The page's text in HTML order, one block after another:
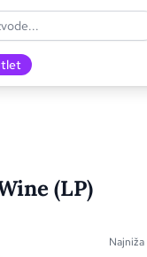
(LP)